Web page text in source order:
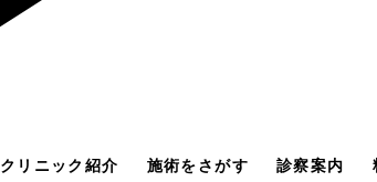
クリニック紹介 施術をさがす 診察案内